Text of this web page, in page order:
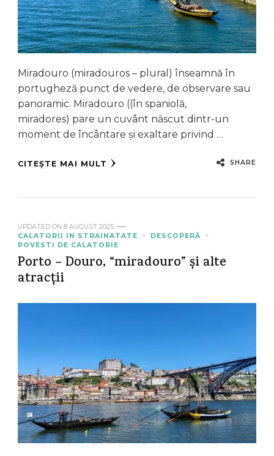
Miradouro (miradouros – plural) înseamnă în
portugheză punct de vedere, de observare sau
panoramic. Miradouro ((în spaniolă,
miradores) pare un cuvânt născut dintr-un
moment de încântare și exaltare privind …
CITEȘTE MAI MULT SHARE
UPDATED ON 8 AUGUST 2025
CALATORII IN STRAINATATE
DESCOPERĂ
POVESTI DE CALATORIE
Porto – Douro, “miradouro” și alte
atracții